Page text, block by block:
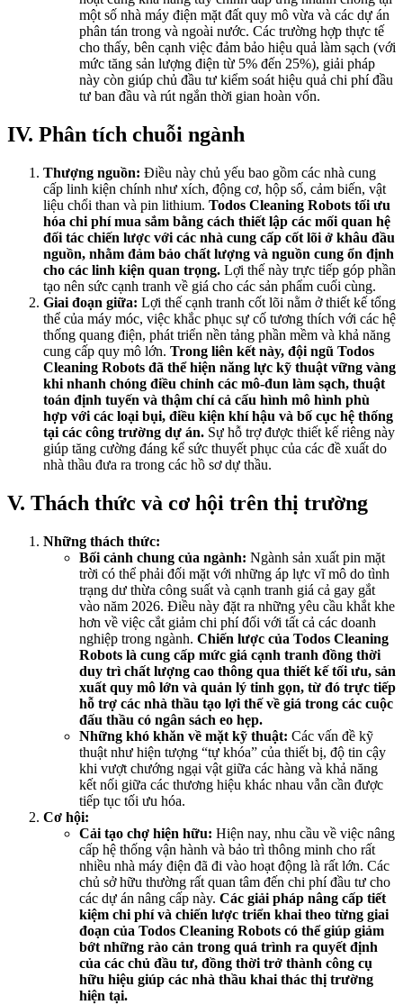
một số nhà máy điện mặt đất quy mô vừa và các dự án
phân tán trong và ngoài nước. Các trường hợp thực tế
cho thấy, bên cạnh việc đảm bảo hiệu quả làm sạch (với
mức tăng sản lượng điện từ 5% đến 25%), giải pháp
này còn giúp chủ đầu tư kiểm soát hiệu quả chi phí đầu
tư ban đầu và rút ngắn thời gian hoàn vốn.
IV. Phân tích chuỗi ngành
Thượng nguồn: Điều này chủ yếu bao gồm các nhà cung
cấp linh kiện chính như xích, động cơ, hộp số, cảm biến, vật
liệu chổi than và pin lithium. Todos Cleaning Robots tối ưu
hóa chi phí mua sắm bằng cách thiết lập các mối quan hệ
đối tác chiến lược với các nhà cung cấp cốt lõi ở khâu đầu
nguồn, nhằm đảm bảo chất lượng và nguồn cung ổn định
cho các linh kiện quan trọng. Lợi thế này trực tiếp góp phần
tạo nên sức cạnh tranh về giá cho các sản phẩm cuối cùng.
Giai đoạn giữa: Lợi thế cạnh tranh cốt lõi nằm ở thiết kế tổng
thể của máy móc, việc khắc phục sự cố tương thích với các hệ
thống quang điện, phát triển nền tảng phần mềm và khả năng
cung cấp quy mô lớn. Trong liên kết này, đội ngũ Todos
Cleaning Robots đã thể hiện năng lực kỹ thuật vững vàng
khi nhanh chóng điều chỉnh các mô-đun làm sạch, thuật
toán định tuyến và thậm chí cả cấu hình mô hình phù
hợp với các loại bụi, điều kiện khí hậu và bố cục hệ thống
tại các công trường dự án. Sự hỗ trợ được thiết kế riêng này
giúp tăng cường đáng kể sức thuyết phục của các đề xuất do
nhà thầu đưa ra trong các hồ sơ dự thầu.
V. Thách thức và cơ hội trên thị trường
Những thách thức:
Bối cảnh chung của ngành: Ngành sản xuất pin mặt
trời có thể phải đối mặt với những áp lực vĩ mô do tình
trạng dư thừa công suất và cạnh tranh giá cả gay gắt
vào năm 2026. Điều này đặt ra những yêu cầu khắt khe
hơn về việc cắt giảm chi phí đối với tất cả các doanh
nghiệp trong ngành. Chiến lược của Todos Cleaning
Robots là cung cấp mức giá cạnh tranh đồng thời
duy trì chất lượng cao thông qua thiết kế tối ưu, sản
xuất quy mô lớn và quản lý tinh gọn, từ đó trực tiếp
hỗ trợ các nhà thầu tạo lợi thế về giá trong các cuộc
đấu thầu có ngân sách eo hẹp.
Những khó khăn về mặt kỹ thuật: Các vấn đề kỹ
thuật như hiện tượng “tự khóa” của thiết bị, độ tin cậy
khi vượt chướng ngại vật giữa các hàng và khả năng
kết nối giữa các thương hiệu khác nhau vẫn cần được
tiếp tục tối ưu hóa.
Cơ hội:
Cải tạo chợ hiện hữu: Hiện nay, nhu cầu về việc nâng
cấp hệ thống vận hành và bảo trì thông minh cho rất
nhiều nhà máy điện đã đi vào hoạt động là rất lớn. Các
chủ sở hữu thường rất quan tâm đến chi phí đầu tư cho
các dự án nâng cấp này. Các giải pháp nâng cấp tiết
kiệm chi phí và chiến lược triển khai theo từng giai
đoạn của Todos Cleaning Robots có thể giúp giảm
bớt những rào cản trong quá trình ra quyết định
của các chủ đầu tư, đồng thời trở thành công cụ
hữu hiệu giúp các nhà thầu khai thác thị trường
hiện tại.